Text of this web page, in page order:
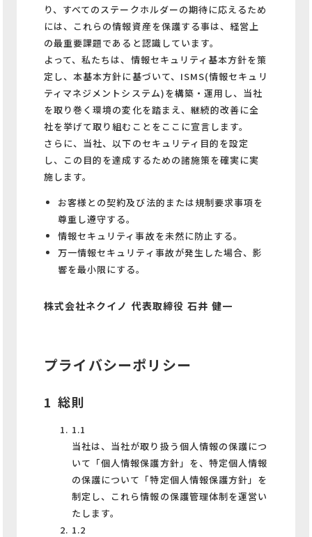
り、すべてのステークホルダーの期待に応えるため
には、これらの情報資産を保護する事は、経営上
の最重要課題であると認識しています。
よって、私たちは、情報セキュリティ基本方針を策
定し、本基本方針に基づいて、ISMS(情報セキュリ
ティマネジメントシステム)を構築・運用し、当社
を取り巻く環境の変化を踏まえ、継続的改善に全
社を挙げて取り組むことをここに宣言します。
さらに、当社、以下のセキュリティ目的を設定
し、この目的を達成するための諸施策を確実に実
施します。
お客様との契約及び法的または規制要求事項を
尊重し遵守する。
情報セキュリティ事故を未然に防止する。
万一情報セキュリティ事故が発生した場合、影
響を最小限にする。
株式会社ネクイノ 代表取締役 石井 健一
プライバシーポリシー
1 総則
1.1
当社は、当社が取り扱う個人情報の保護につ
いて「個人情報保護方針」を、特定個人情報
の保護について「特定個人情報保護方針」を
制定し、これら情報の保護管理体制を運営い
たします。
1.2